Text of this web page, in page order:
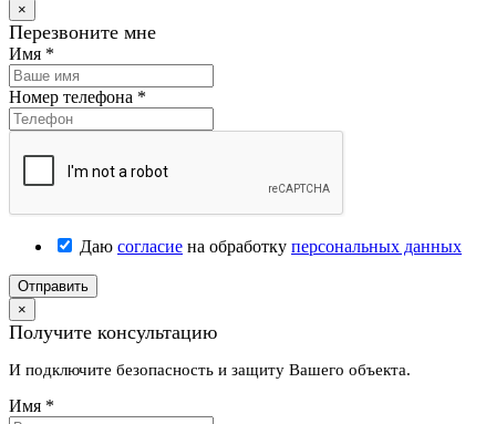
×
Перезвоните мне
Имя *
Номер телефона *
Даю согласие на обработку персональных данных
Отправить
×
Получите консультацию
И подключите безопасность и защиту Вашего объекта.
Имя *